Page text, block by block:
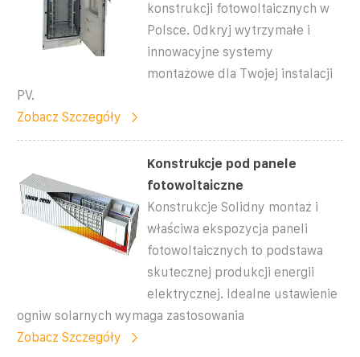
konstrukcji fotowoltaicznych w
Polsce. Odkryj wytrzymałe i
innowacyjne systemy
montażowe dla Twojej instalacji
PV.
Zobacz Szczegóły
Konstrukcje pod panele
fotowoltaiczne
Konstrukcje Solidny montaż i
właściwa ekspozycja paneli
fotowoltaicznych to podstawa
skutecznej produkcji energii
elektrycznej. Idealne ustawienie
ogniw solarnych wymaga zastosowania
Zobacz Szczegóły